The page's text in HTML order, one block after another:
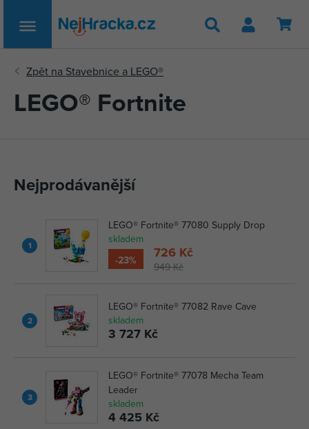
Hledat
LEGO® Fortnite
Nejprodávanější
1
LEGO® Fortnite® 77080 Supply Drop
skladem
-23%
949 Kč
726 Kč
2
LEGO® Fortnite® 77082 Rave Cave
skladem
3 727 Kč
3
LEGO® Fortnite® 77078 Mecha Team
Leader
skladem
4 425 Kč